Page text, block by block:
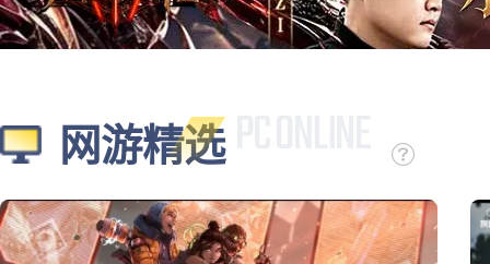
网游精选